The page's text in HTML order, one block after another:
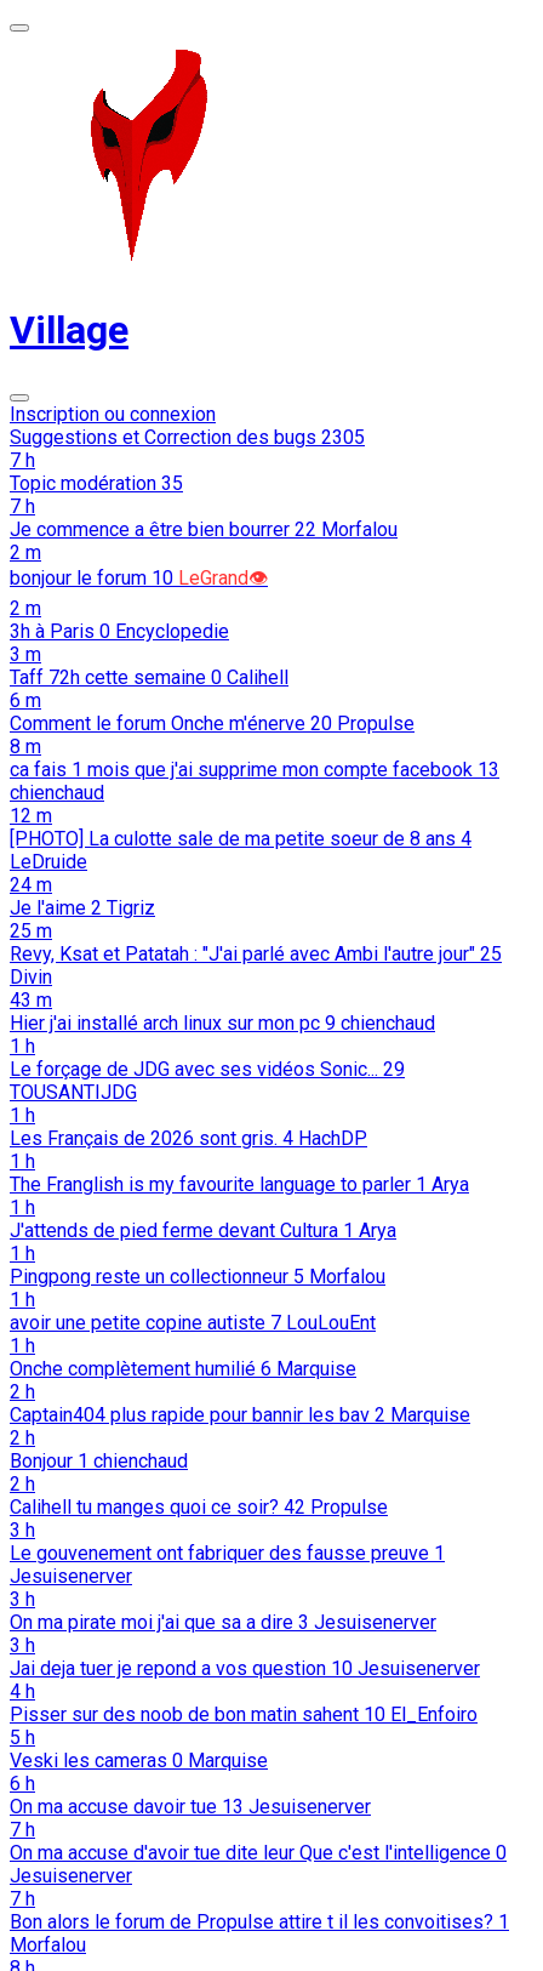
Village
Inscription ou connexion
Suggestions et Correction des bugs 2305
7 h
Topic modération 35
7 h
Je commence a être bien bourrer 22 Morfalou
2 m
bonjour le forum 10 LeGrand👁️
2 m
3h à Paris 0 Encyclopedie
3 m
Taff 72h cette semaine 0 Calihell
6 m
Comment le forum Onche m'énerve 20 Propulse
8 m
ca fais 1 mois que j'ai supprime mon compte facebook 13
chienchaud
12 m
[PHOTO] La culotte sale de ma petite soeur de 8 ans 4
LeDruide
24 m
Je l'aime 2 Tigriz
25 m
Revy, Ksat et Patatah : "J'ai parlé avec Ambi l'autre jour" 25
Divin
43 m
Hier j'ai installé arch linux sur mon pc 9 chienchaud
1 h
Le forçage de JDG avec ses vidéos Sonic... 29
TOUSANTIJDG
1 h
Les Français de 2026 sont gris. 4 HachDP
1 h
The Franglish is my favourite language to parler 1 Arya
1 h
J'attends de pied ferme devant Cultura 1 Arya
1 h
Pingpong reste un collectionneur 5 Morfalou
1 h
avoir une petite copine autiste 7 LouLouEnt
1 h
Onche complètement humilié 6 Marquise
2 h
Captain404 plus rapide pour bannir les bav 2 Marquise
2 h
Bonjour 1 chienchaud
2 h
Calihell tu manges quoi ce soir? 42 Propulse
3 h
Le gouvenement ont fabriquer des fausse preuve 1
Jesuisenerver
3 h
On ma pirate moi j'ai que sa a dire 3 Jesuisenerver
3 h
Jai deja tuer je repond a vos question 10 Jesuisenerver
4 h
Pisser sur des noob de bon matin sahent 10 El_Enfoiro
5 h
Veski les cameras 0 Marquise
6 h
On ma accuse davoir tue 13 Jesuisenerver
7 h
On ma accuse d'avoir tue dite leur Que c'est l'intelligence 0
Jesuisenerver
7 h
Bon alors le forum de Propulse attire t il les convoitises? 1
Morfalou